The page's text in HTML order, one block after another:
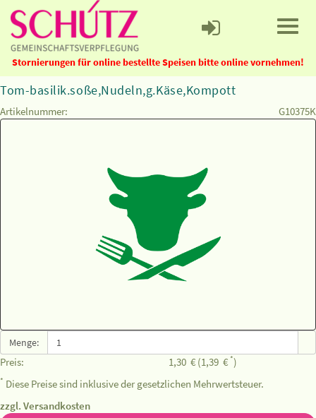
Stornierungen für online bestellte Speisen bitte online vornehmen!
Tom-basilik.soße,Nudeln,g.Käse,Kompott
Artikelnummer: G10375K
Menge:
Preis: 1,30 € (1,39 € *)
* Diese Preise sind inklusive der gesetzlichen Mehrwertsteuer.
zzgl. Versandkosten